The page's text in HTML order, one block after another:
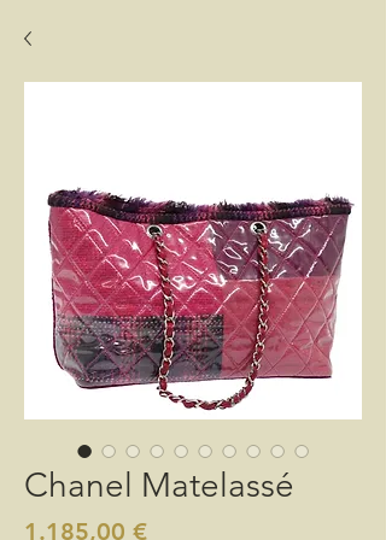
Chanel Matelassé
1.185,00 €Preis